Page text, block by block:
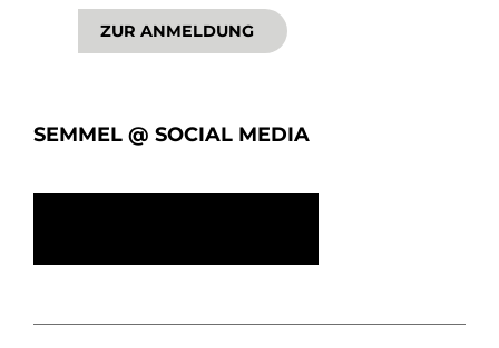
ZUR ANMELDUNG
SEMMEL @ SOCIAL MEDIA